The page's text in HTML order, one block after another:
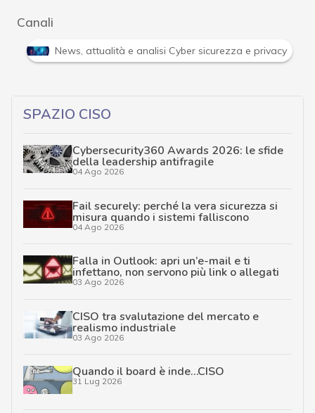
Canali
Attacchi hacker e Malware: le ultime news in tempo
SPAZIO CISO
Cybersecurity360 Awards 2026: le sfide
della leadership antifragile
04 Ago 2026
Fail securely: perché la vera sicurezza si
misura quando i sistemi falliscono
04 Ago 2026
Falla in Outlook: apri un’e-mail e ti
infettano, non servono più link o allegati
03 Ago 2026
CISO tra svalutazione del mercato e
realismo industriale
03 Ago 2026
Quando il board è inde…CISO
31 Lug 2026